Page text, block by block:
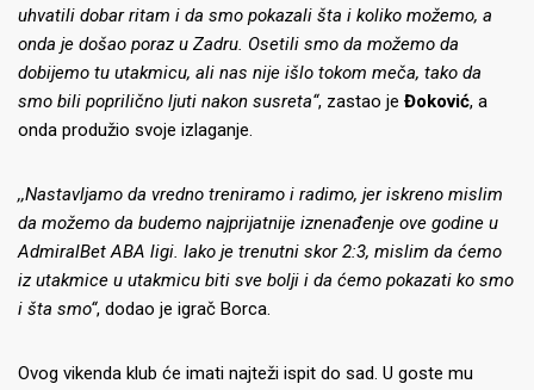
uhvatili dobar ritam i da smo pokazali šta i koliko možemo, a
onda je došao poraz u Zadru. Osetili smo da možemo da
dobijemo tu utakmicu, ali nas nije išlo tokom meča, tako da
smo bili poprilično ljuti nakon susreta“, zastao je Đoković, a
onda produžio svoje izlaganje.
,,Nastavljamo da vredno treniramo i radimo, jer iskreno mislim
da možemo da budemo najprijatnije iznenađenje ove godine u
AdmiralBet ABA ligi. Iako je trenutni skor 2:3, mislim da ćemo
iz utakmice u utakmicu biti sve bolji i da ćemo pokazati ko smo
i šta smo“, dodao je igrač Borca.
Ovog vikenda klub će imati najteži ispit do sad. U goste mu